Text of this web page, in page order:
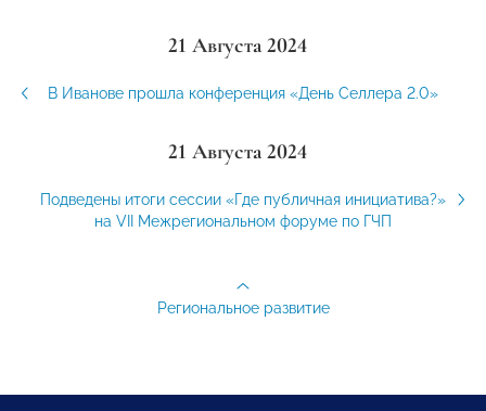
21 Августа 2024
В Иванове прошла конференция «День Селлера 2.0»
21 Августа 2024
Подведены итоги сессии «Где публичная инициатива?»
на VII Межрегиональном форуме по ГЧП
Региональное развитие